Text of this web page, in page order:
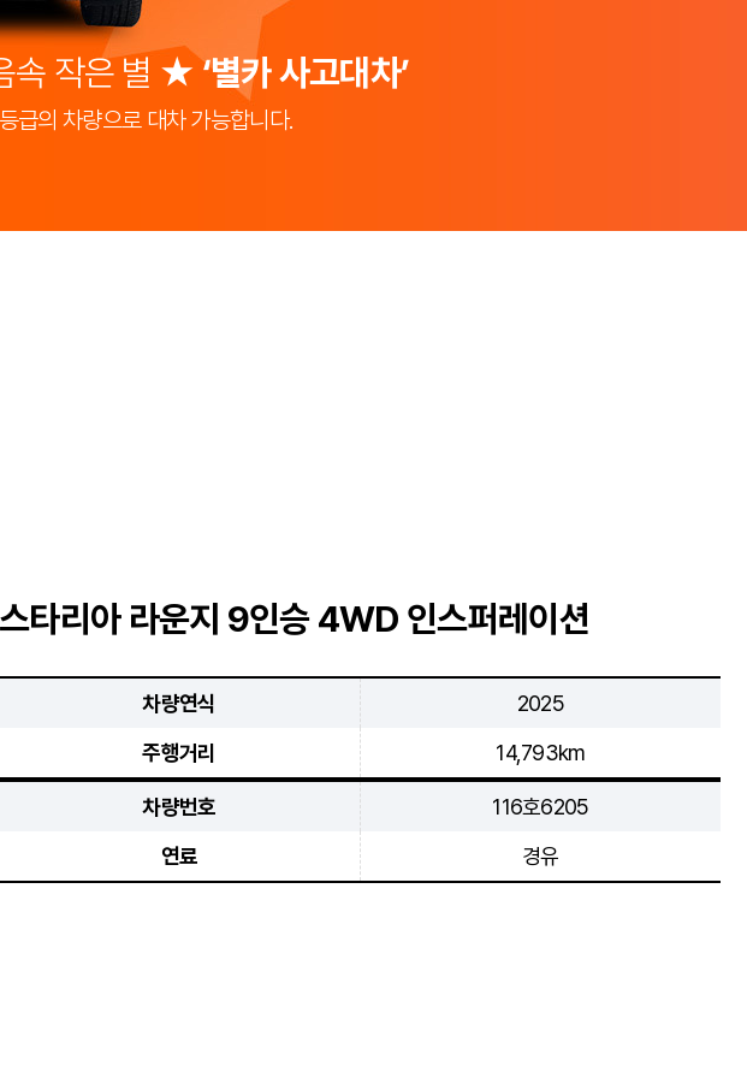
속 작은 별 ★‘별카 사고대차’
급의 차량으로 대차 가능합니다.
스타리아 라운지 9인승 4WD 인스퍼레이션
차량연식
2025
주행거리
14,793km
차량번호
116호6205
연료
경유